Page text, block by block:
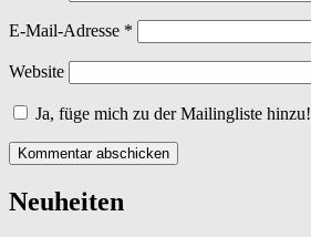
E-Mail-Adresse *
Website
Ja, füge mich zu der Mailingliste hinzu!
Neuheiten